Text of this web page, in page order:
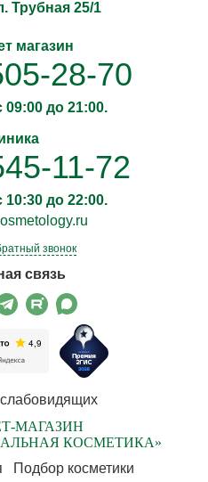
Трубная 25/1
магазин
28-70
до 21:00.
11-72
до 22:00.
звонок
связь
МАГАЗИН
КОСМЕТИКА»
Подбор косметики